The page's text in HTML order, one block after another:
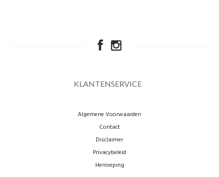
KLANTENSERVICE
Algemene Voorwaarden
Contact
Disclaimer
Privacybeleid
Herroeping